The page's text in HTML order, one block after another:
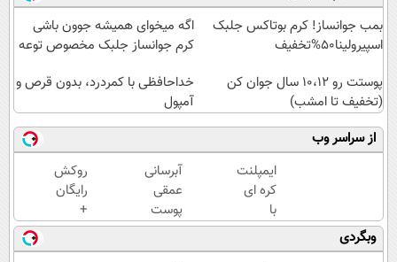
بمب جوانساز! کرم بوتاکس جلبک
اسپیرولینا50%تخفیف
اگه میخوای همیشه جوون باشی
کرم جوانساز جلبک مخصوص توعه
پوستت رو 10،12 سال جوان کن
(تخفیف تا امشب)
خداحافظی با کمردرد، بدون قرص و
آمپول
از سراسر وب
ایمپلنت
کره ای
با
روکش
25
آبرسانی
عمقی
پوست
در
تابستان
روکش
رایگان
+
اقساط
۱۲
وبگردی